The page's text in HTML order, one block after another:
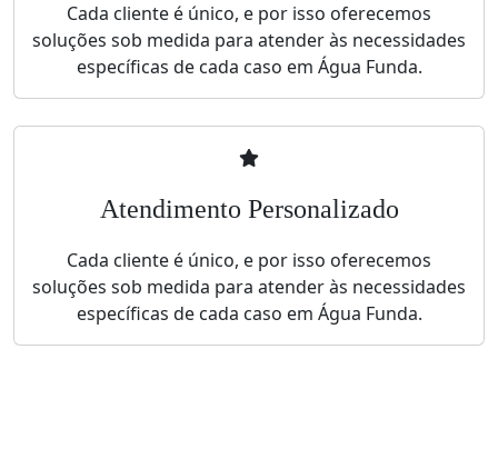
Cada cliente é único, e por isso oferecemos
soluções sob medida para atender às necessidades
específicas de cada caso em Água Funda.
Atendimento Personalizado
Cada cliente é único, e por isso oferecemos
soluções sob medida para atender às necessidades
específicas de cada caso em Água Funda.